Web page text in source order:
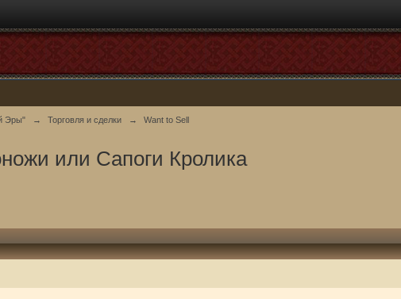
Эры" → Торговля и сделки → Want to Sell
или Сапоги Кролика